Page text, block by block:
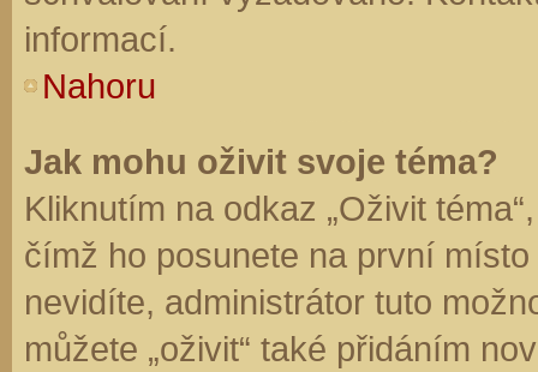
informací.
Nahoru
Jak mohu oživit svoje téma?
Kliknutím na odkaz „Oživit
čímž ho posunete na první
nevidíte, administrátor tuto
můžete „oživit“ také přidáním